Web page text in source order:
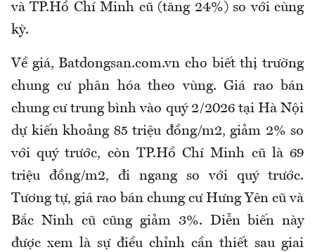
và TP.Hồ Chí Minh cũ (tăng 24%) so với cùng
kỳ.
Về giá, Batdongsan.com.vn cho biết thị trường
chung cư phân hóa theo vùng. Giá rao bán
chung cư trung bình vào quý 2/2026 tại Hà Nội
dự kiến khoảng 85 triệu đồng/m2, giảm 2% so
với quý trước, còn TP.Hồ Chí Minh cũ là 69
triệu đồng/m2, đi ngang so với quý trước.
Tương tự, giá rao bán chung cư Hưng Yên cũ và
Bắc Ninh cũ cũng giảm 3%. Diễn biến này
được xem là sự điều chỉnh cần thiết sau giai